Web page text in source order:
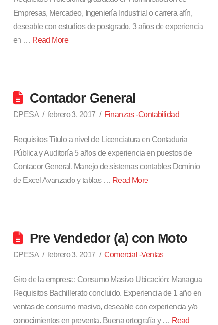
Empresas, Mercadeo, Ingeniería Industrial o carrera afín,
deseable con estudios de postgrado. 3 años de experiencia
en … Read More
Contador General
DPESA febrero 3, 2017 Finanzas -Contabilidad
Requisitos Título a nivel de Licenciatura en Contaduría
Pública y Auditoría 5 años de experiencia en puestos de
Contador General. Manejo de sistemas contables Dominio
de Excel Avanzado y tablas … Read More
Pre Vendedor (a) con Moto
DPESA febrero 3, 2017 Comercial -Ventas
Giro de la empresa: Consumo Masivo Ubicación: Managua
Requisitos Bachillerato concluido. Experiencia de 1 año en
ventas de consumo masivo, deseable con experiencia y/o
conocimientos en preventa. Buena ortografía y … Read